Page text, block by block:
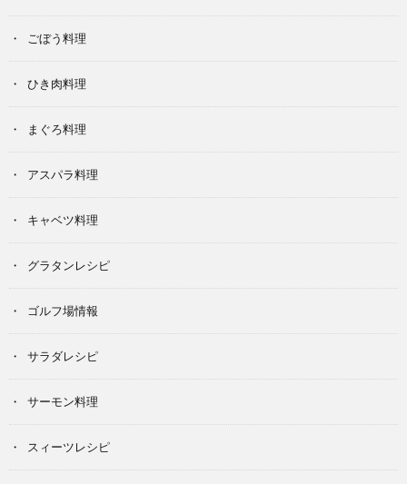
ごぼう料理
ひき肉料理
まぐろ料理
アスパラ料理
キャベツ料理
グラタンレシピ
ゴルフ場情報
サラダレシピ
サーモン料理
スィーツレシピ